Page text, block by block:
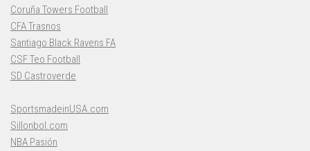
Coruña Towers Football
CFA Trasnos
Santiago Black Ravens FA
CSF Teo Football
SD Castroverde
SportsmadeinUSA.com
Sillonbol.com
NBA Pasión